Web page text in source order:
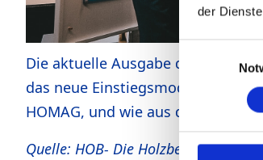
der
Die aktuelle Ausgabe der HOB
das neue Einstiegsmodell HSM
HOMAG, und wie aus dieser
Quelle: HOB- Die Holzbearbeitung,